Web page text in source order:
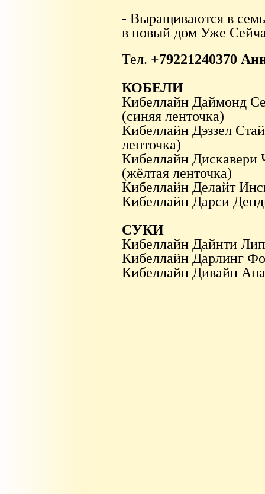
- Выращиваются в
в новый дом Уже
Тел. +79221240370
КОБЕЛИ
Кибеллайн Даймонд
(синяя ленточка)
Кибеллайн Дэззел
ленточка)
Кибеллайн
(жёлтая ленточка)
Кибеллайн Делайт
Кибеллайн Дарси
СУКИ
Кибеллайн Дайнти
Кибеллайн Дарлинг
Кибеллайн Дивайн